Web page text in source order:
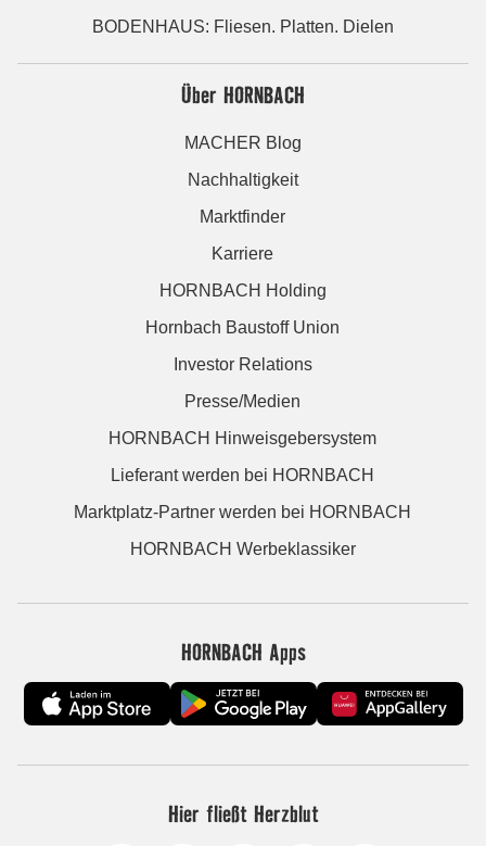
BODENHAUS: Fliesen. Platten. Dielen
Über HORNBACH
MACHER Blog
Nachhaltigkeit
Marktfinder
Karriere
HORNBACH Holding
Hornbach Baustoff Union
Investor Relations
Presse/Medien
HORNBACH Hinweisgebersystem
Lieferant werden bei HORNBACH
Marktplatz-Partner werden bei HORNBACH
HORNBACH Werbeklassiker
HORNBACH Apps
Hier fließt Herzblut